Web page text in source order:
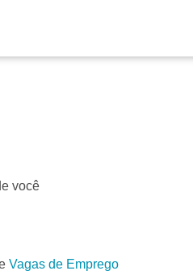
você
Vagas de Emprego